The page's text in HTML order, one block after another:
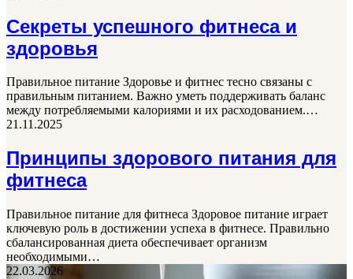
Секреты успешного фитнеса и
здоровья
Правильное питание Здоровье и фитнес тесно связаны с
правильным питанием. Важно уметь поддерживать баланс
между потребляемыми калориями и их расходованием.…
21.11.2025
Принципы здорового питания для
фитнеса
Правильное питание для фитнеса Здоровое питание играет
ключевую роль в достижении успеха в фитнесе. Правильно
сбалансированная диета обеспечивает организм
необходимыми…
22.03.2026